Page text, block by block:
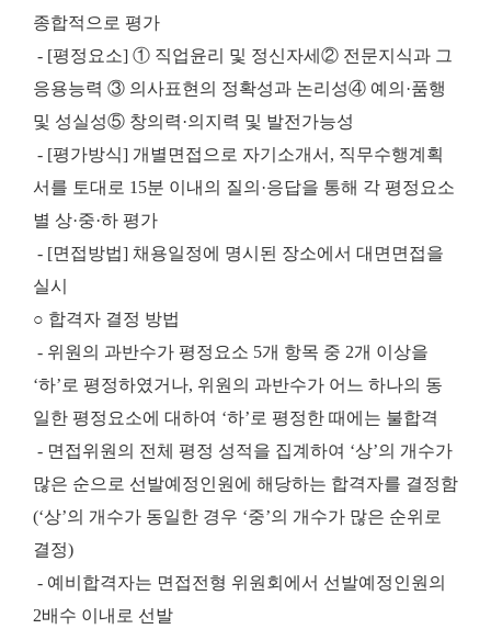
종합적으로 평가
- [평정요소] ① 직업윤리 및 정신자세 ② 전문지식과 그
응용능력 ③ 의사표현의 정확성과 논리성④ 예의·품행
및 성실성⑤ 창의력·의지력 및 발전가능성
- [평가방식] 개별면접으로 자기소개서, 직무수행계획
서를 토대로 15분 이내의 질의·응답을 통해 각 평정요소
별 상·중·하 평가
- [면접방법] 채용일정에 명시된 장소에서 대면면접을
실시
○ 합격자 결정 방법
- 위원의 과반수가 평정요소 5개 항목 중 2개 이상을
‘하’로 평정하였거나, 위원의 과반수가 어느 하나의 동
일한 평정요소에 대하여 ‘하’로 평정한 때에는 불합격
- 면접위원의 전체 평정 성적을 집계하여 ‘상’의 개수가
많은 순으로 선발예정인원에 해당하는 합격자를 결정함
(‘상’의 개수가 동일한 경우 ‘중’의 개수가 많은 순위로
결정)
- 예비합격자는 면접전형 위원회에서 선발예정인원의
2배수 이내로 선발